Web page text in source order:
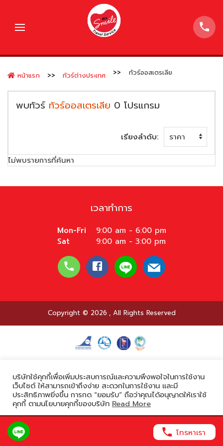
หน้าแรก ทัวร์ต่างประเทศ ทัวร์ออสเตรเลีย
พบทัวร์ ทัวร์ออสเตรเลีย 0 โปรแกรม
เรียงลำดับ:
ไม่พบรายการที่ค้นหา
บริษัทใช้คุกกี้เพื่อเพิ่มประสบการณ์และความพึงพอใจในการใช้งาน
เว็บไซต์ ให้สามารถเข้าถึงง่าย สะดวกในการใช้งาน และมี
ประสิทธิภาพยิ่งขึ้น การกด “ยอมรับ” ถือว่าคุณได้อนุญาตให้เราใช้
คุกกี้ ตามนโยบายคุกกี้ของบริษัท Read More
ยอมรับ
เวลาทำการ
Mon-Fri
9:00 am - 6:00 pm
Sat
9:00 am - 3:00 pm
Copyright © 2026 , All Rights Reserved
โทรหาเรา